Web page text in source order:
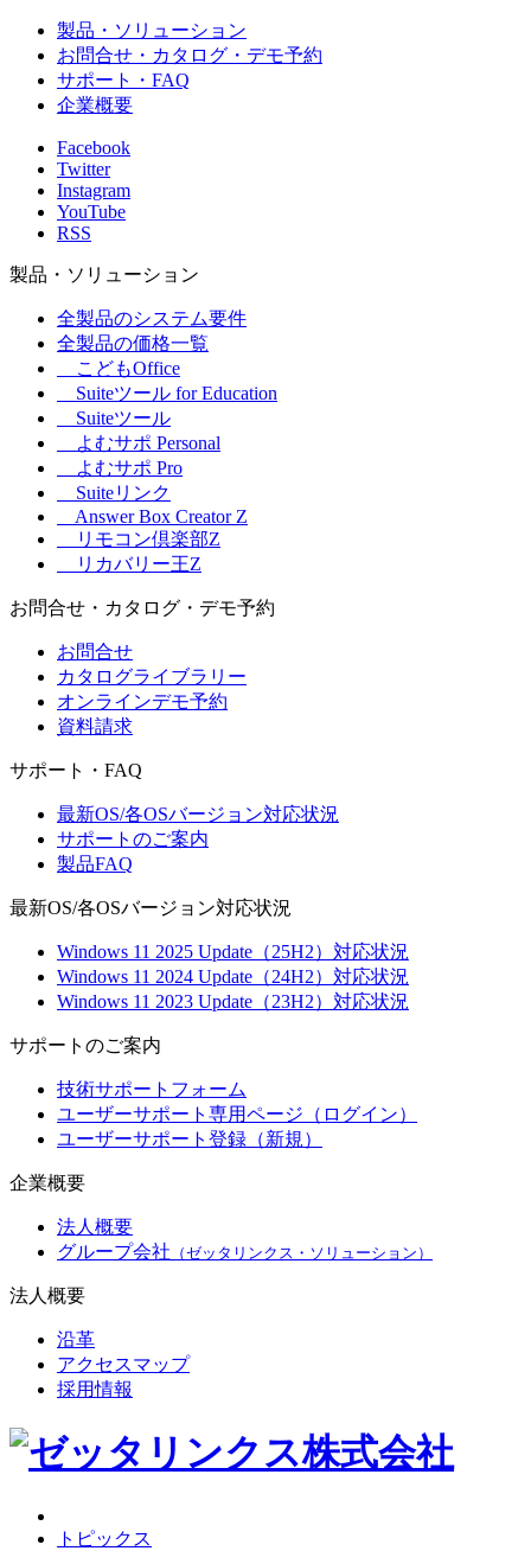
製品・ソリューション
お問合せ・カタログ・デモ予約
サポート・FAQ
企業概要
Facebook
Twitter
Instagram
YouTube
RSS
製品・ソリューション
全製品のシステム要件
全製品の価格一覧
こどもOffice
Suiteツール for Education
Suiteツール
よむサポ Personal
よむサポ Pro
Suiteリンク
Answer Box Creator Z
リモコン倶楽部Z
リカバリー王Z
お問合せ・カタログ・デモ予約
お問合せ
カタログライブラリー
オンラインデモ予約
資料請求
サポート・FAQ
最新OS/各OSバージョン対応状況
サポートのご案内
製品FAQ
最新OS/各OSバージョン対応状況
Windows 11 2025 Update（25H2）対応状況
Windows 11 2024 Update（24H2）対応状況
Windows 11 2023 Update（23H2）対応状況
サポートのご案内
技術サポートフォーム
ユーザーサポート専用ページ（ログイン）
ユーザーサポート登録（新規）
企業概要
法人概要
グループ会社 （ゼッタリンクス・ソリューション）
法人概要
沿革
アクセスマップ
採用情報
トピックス